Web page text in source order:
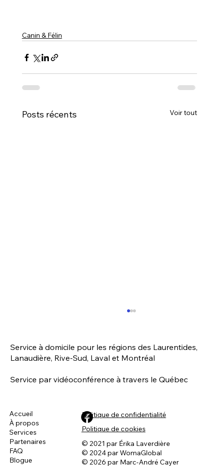
Canin & Félin
Posts récents Voir tout
Connaissez-vous la vrai définition de la
dominance ? 🤔
Politique de confidentialité
Politique de cookies
© 2021 par Érika Laverdière
© 2024 par WomaGlobal
© 2026 par Marc-André Cayer
Service à domicile pour les régions des Laurentides,
Lanaudière, Rive-Sud, Laval et Montréal
Service par vidéoconférence à travers le Québec
Accueil
À propos
Services
Partenaires
FAQ
Blogue